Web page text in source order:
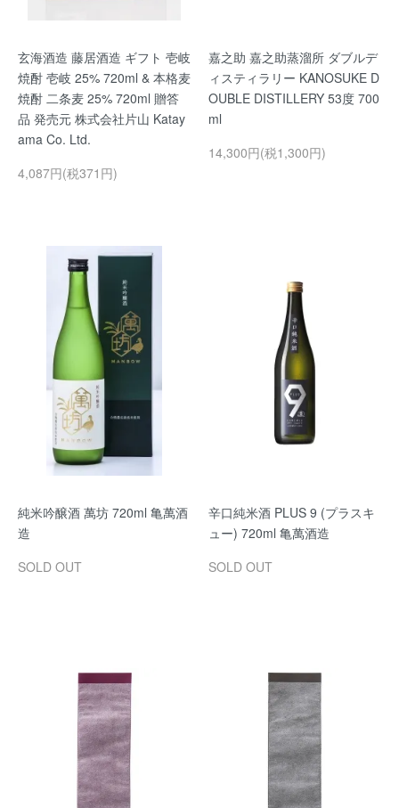
玄海酒造 藤居酒造 ギフト 壱岐
焼酎 壱岐 25% 720ml & 本格麦
焼酎 二条麦 25% 720ml 贈答
品 発売元 株式会社片山 Katay
ama Co. Ltd.
4,087円(税371円)
嘉之助 嘉之助蒸溜所 ダブルデ
ィスティラリー KANOSUKE D
OUBLE DISTILLERY 53度 700
ml
14,300円(税1,300円)
純米吟醸酒 萬坊 720ml 亀萬酒
造
SOLD OUT
辛口純米酒 PLUS 9 (プラスキ
ュー) 720ml 亀萬酒造
SOLD OUT